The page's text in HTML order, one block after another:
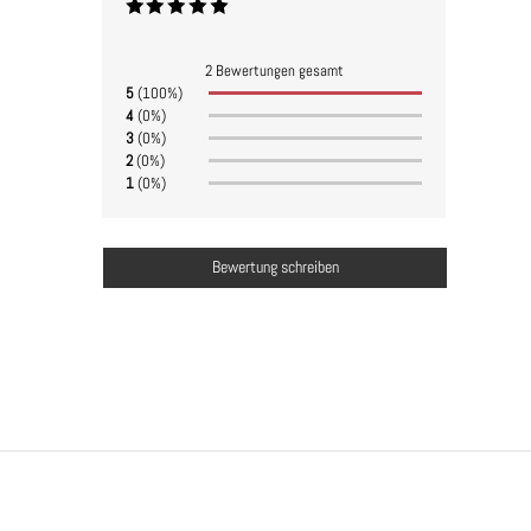
2 Bewertungen gesamt
5(100%)
4(0%)
3(0%)
2(0%)
1(0%)
Bewertung schreiben